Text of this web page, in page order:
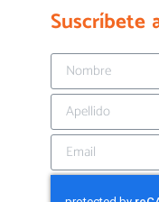
Suscríbete